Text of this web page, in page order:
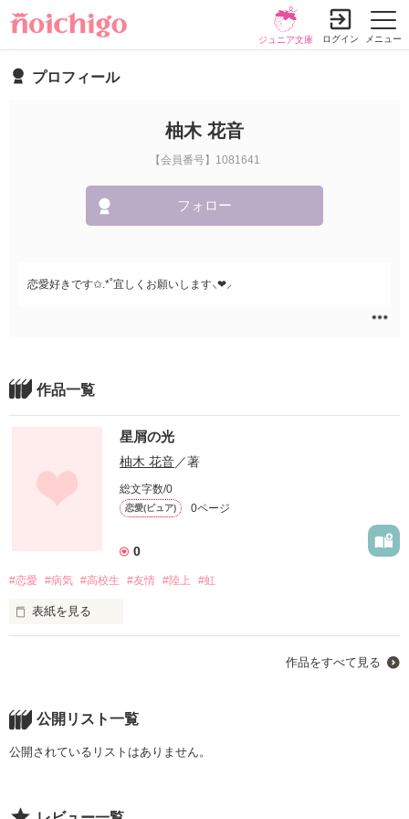
メニュー
ジュニア文庫 ログイン
プロフィール
柚木 花音
【会員番号】1081641
フォロー
恋愛好きです✩.*˚宜しくお願いします⸜❤︎⸝‍
作品一覧
星屑の光
柚木 花音／著
総文字数/0
恋愛(ピュア) 0ページ
0
#恋愛 #病気 #高校生 #友情 #陸上 #虹
表紙を見る
あなたと出会えて私は変わった
この素晴らしい景色とあなたに出会えて良かった
作品をすべて見る
公開リスト一覧
公開されているリストはありません。